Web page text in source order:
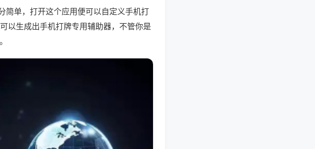
简单，打开这个应用便可以自定义手机打
以生成出手机打牌专用辅助器，不管你是